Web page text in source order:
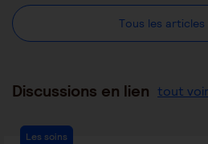
Tous les articles
Discussions en lien tout voir
Les soins